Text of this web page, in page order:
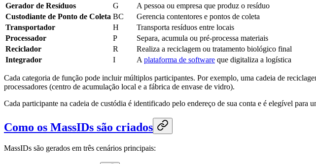
Gerador de Resíduos
G
A pessoa ou empresa que produz o resíduo
Custodiante de Ponto de Coleta BC
Gerencia contentores e pontos de coleta
Transportador
H
Transporta resíduos entre locais
Processador
P
Separa, acumula ou pré-processa materiais
Reciclador
R
Realiza a reciclagem ou tratamento biológico final
Integrador
I Aplataforma de software que digitaliza a logística
Cada categoria de função pode incluir múltiplos participantes. Por exemplo, uma cadeia de
processadores (centro de acumulação local e a fábrica de envase de vidro).
Cada participante na cadeia de custódia é identificado pelo endereço de sua conta e é elegível para
Como os MassIDs são criados
MassIDs são gerados em três cenários principais: